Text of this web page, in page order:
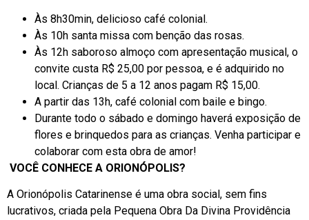
Às 8h30min, delicioso café colonial.
Às 10h santa missa com benção das rosas.
Às 12h saboroso almoço com apresentação musical, o
convite custa R$ 25,00 por pessoa, e é adquirido no
local. Crianças de 5 a 12 anos pagam R$ 15,00.
A partir das 13h, café colonial com baile e bingo.
Durante todo o sábado e domingo haverá exposição de
flores e brinquedos para as crianças. Venha participar e
colaborar com esta obra de amor!
VOCÊ CONHECE A ORIONÓPOLIS?
A Orionópolis Catarinense é uma obra social, sem fins
lucrativos, criada pela Pequena Obra Da Divina Providência